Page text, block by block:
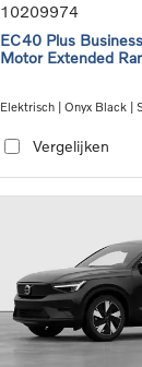
10209974
EC40 Plus
Motor Extended
Elektrisch | Onyx Black |
Vergelijken